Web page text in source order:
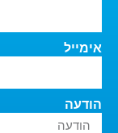
אימייל
הודעה